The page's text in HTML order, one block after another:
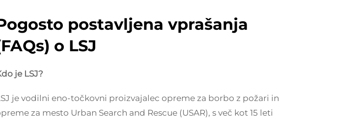
postavljena vprašanja
o LSJ
je LSJ?
je vodilni eno-točkovni proizvajalec opreme za borbo z požari in
za mesto Urban Search and Rescue (USAR), s več kot 15 leti